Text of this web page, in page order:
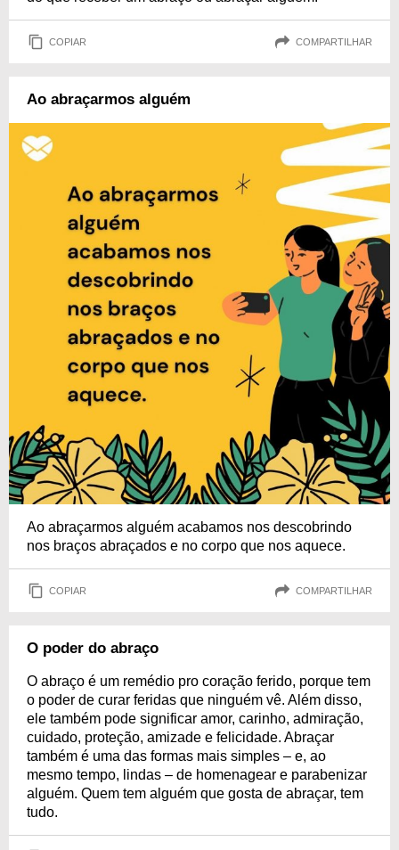
COPIAR COMPARTILHAR
Ao abraçarmos alguém
Ao abraçarmos alguém acabamos nos descobrindo
nos braços abraçados e no corpo que nos aquece.
COPIAR COMPARTILHAR
O poder do abraço
O abraço é um remédio pro coração ferido, porque tem
o poder de curar feridas que ninguém vê. Além disso,
ele também pode significar amor, carinho, admiração,
cuidado, proteção, amizade e felicidade. Abraçar
também é uma das formas mais simples – e, ao
mesmo tempo, lindas – de homenagear e parabenizar
alguém. Quem tem alguém que gosta de abraçar, tem
tudo.